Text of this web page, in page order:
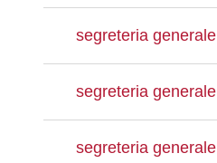
segreteria generale
segreteria generale
segreteria generale